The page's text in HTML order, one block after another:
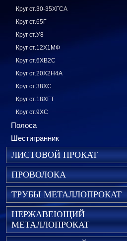
Круг ст.30-35ХГСА
Круг ст.65Г
Круг ст.У8
Круг ст.12Х1МФ
Круг ст.6ХВ2С
Круг ст.20Х2Н4А
Круг ст.38ХС
Круг ст.18ХГТ
Круг ст.9ХС
Полоса
Шестигранник
ЛИСТОВОЙ ПРОКАТ
ПРОВОЛОКА
ТРУБЫ МЕТАЛЛОПРОКАТ
НЕРЖАВЕЮЩИЙ
МЕТАЛЛОПРОКАТ